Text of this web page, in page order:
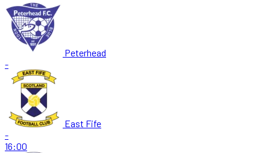
Peterhead
-
East Fife
-
16:00